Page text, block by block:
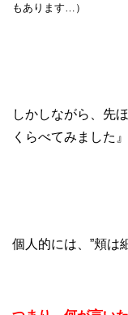
もあります…）
しかしながら、先
くらべてみました
個人的には、”頬は